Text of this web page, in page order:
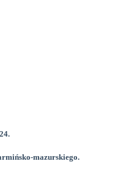
mazurskiego.